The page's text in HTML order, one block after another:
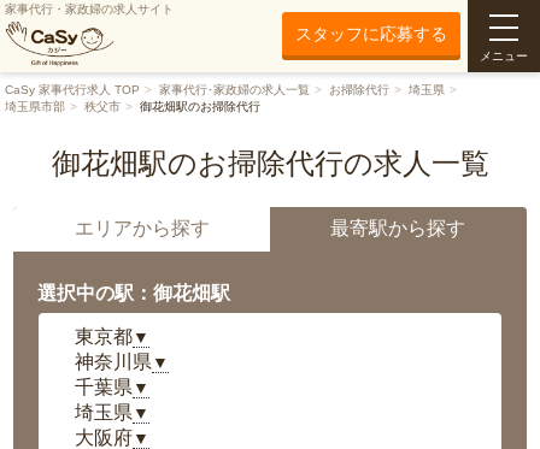
家事代行・家政婦の求人サイト
スタッフに応募する
メニュー
CaSy 家事代行求人 TOP 家事代行･家政婦の求人一覧 お掃除代行
埼玉県
埼玉県市部
秩父市 御花畑駅のお掃除代行
御花畑駅のお掃除代行の求人一覧
エリアから探す 最寄駅から探す
選択中の駅：御花畑駅
東京都▼
神奈川県 ▼
千葉県 ▼
埼玉県 ▼
大阪府▼